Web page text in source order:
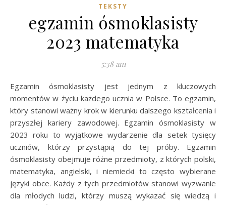
TEKSTY
egzamin ósmoklasisty
2023 matematyka
5:38 am
Egzamin ósmoklasisty jest jednym z kluczowych
momentów w życiu każdego ucznia w Polsce. To egzamin,
który stanowi ważny krok w kierunku dalszego kształcenia i
przyszłej kariery zawodowej. Egzamin ósmoklasisty w
2023 roku to wyjątkowe wydarzenie dla setek tysięcy
uczniów, którzy przystąpią do tej próby. Egzamin
ósmoklasisty obejmuje różne przedmioty, z których polski,
matematyka, angielski, i niemiecki to często wybierane
języki obce. Każdy z tych przedmiotów stanowi wyzwanie
dla młodych ludzi, którzy muszą wykazać się wiedzą i